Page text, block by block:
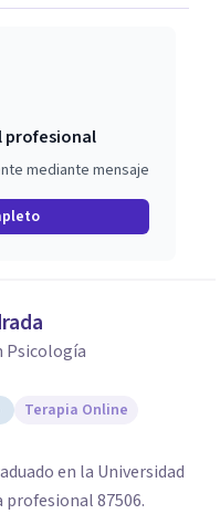
profesional
mediante mensaje
Psicología
Terapia Online
en la Universidad
profesional 87506.